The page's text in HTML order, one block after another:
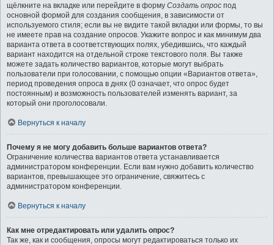
щёлкните на вкладке или перейдите в форму Создать опрос под
основной формой для создания сообщения, в зависимости от
используемого стиля; если вы не видите такой вкладки или формы, то вы
не имеете прав на создание опросов. Укажите вопрос и как минимум два
варианта ответа в соответствующих полях, убедившись, что каждый
вариант находится на отдельной строке текстового поля. Вы также
можете задать количество вариантов, которые могут выбрать
пользователи при голосовании, с помощью опции «Вариантов ответа»,
период проведения опроса в днях (0 означает, что опрос будет
постоянным) и возможность пользователей изменять вариант, за
который они проголосовали.
Вернуться к началу
Почему я не могу добавить больше вариантов ответа?
Ограничение количества вариантов ответа устанавливается
администратором конференции. Если вам нужно добавить количество
вариантов, превышающее это ограничение, свяжитесь с
администратором конференции.
Вернуться к началу
Как мне отредактировать или удалить опрос?
Так же, как и сообщения, опросы могут редактироваться только их